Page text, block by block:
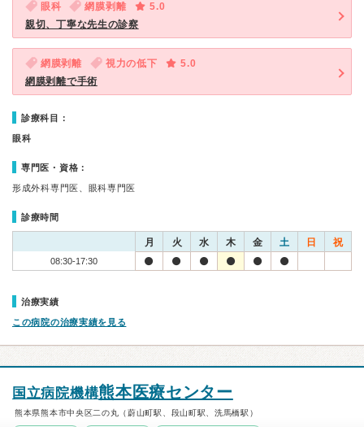
眼科 網膜剥離
5.0
親切、丁寧な先生の診察
網膜剥離 視力の低下
5.0
網膜剥離で手術
診療科目：
眼科
専門医・資格：
形成外科専門医、眼科専門医
診療時間
月 火 水 木 金 土 日 祝
08:30-17:30
治療実績
この病院の治療実績を見る
国立病院機構熊本医療センター
熊本県熊本市中央区二の丸（蔚山町駅、段山町駅、洗馬橋駅）